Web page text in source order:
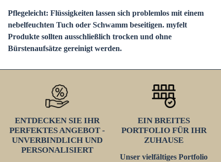
Pflegeleicht: Flüssigkeiten lassen sich problemlos mit einem
nebelfeuchten Tuch oder Schwamm beseitigen. myfelt
Produkte sollten ausschließlich trocken und ohne
Bürstenaufsätze gereinigt werden.
ENTDECKEN SIE IHR
PERFEKTES ANGEBOT -
UNVERBINDLICH UND
PERSONALISIERT
EIN BREITES
PORTFOLIO FÜR IHR
ZUHAUSE
Unser vielfältiges Portfolio